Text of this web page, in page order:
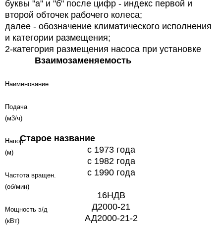
буквы "а" и "б" после цифр - индекс первой и
второй обточек рабочего колеса;
далее - обозначение климатического исполнения
и категории размещения;
2-категория размещения насоса при установке
Взаимозаменяемость
Наименование
Подача
(м3/ч)
Напор
(м)
Частота вращен.
(об/мин)
Мощность э/д
(кВт)
Старое название
с 1973 года
с 1982 года
с 1990 года
16НДВ
Д2000-21
АД2000-21-2